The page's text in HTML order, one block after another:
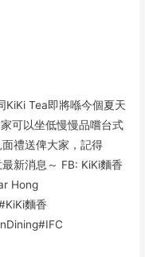
KiKi Tea即將喺今個夏天
可以坐低慢慢品嚐台式
禮送俾大家，記得
新消息～ FB: KiKi麵香
Hong
麵香